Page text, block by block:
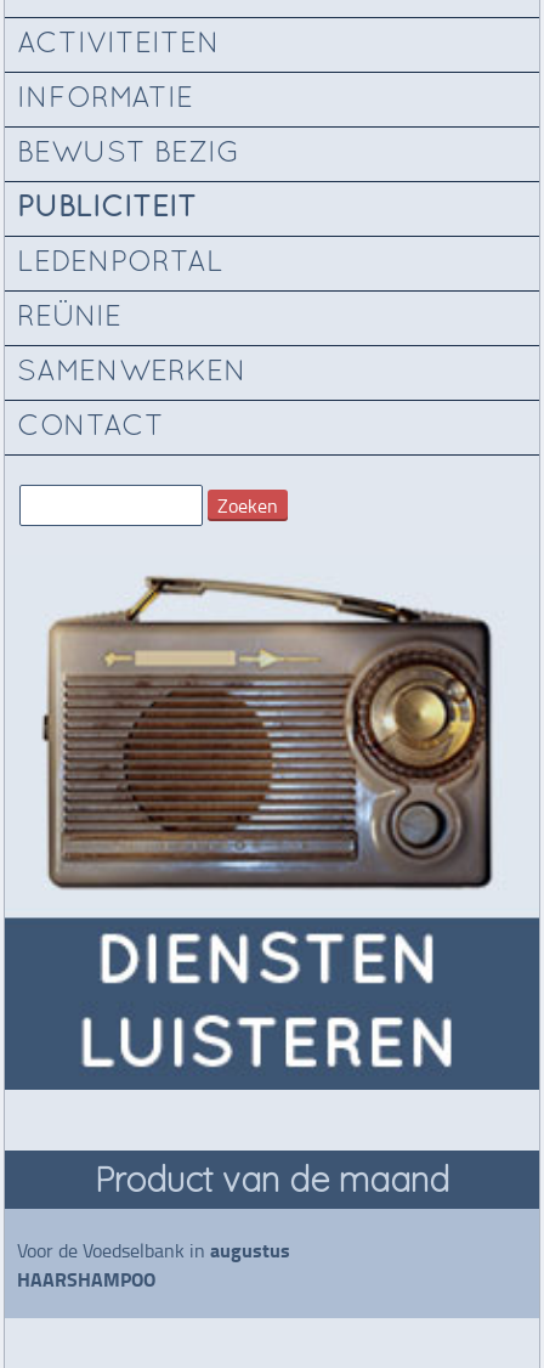
ACTIVITEITEN
INFORMATIE
BEWUST BEZIG
PUBLICITEIT
LEDENPORTAL
REÜNIE
SAMENWERKEN
CONTACT
Product van de maand
Voor de Voedselbank in augustus
HAARSHAMPOO